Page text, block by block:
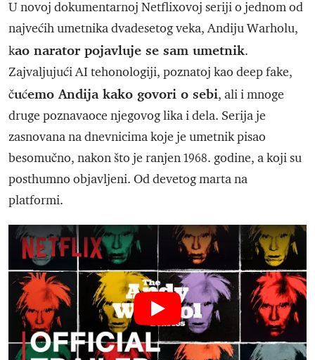
U novoj dokumentarnoj Netflixovoj seriji o jednom od
najvećih umetnika dvadesetog veka, Andiju Warholu,
kao narator pojavluje se sam umetnik.
Zajvaljujući AI tehonologiji, poznatoj kao deep fake,
čućemo Andija kako govori o sebi, ali i mnoge
druge poznavaoce njegovog lika i dela. Serija je
zasnovana na dnevnicima koje je umetnik pisao
besomučno, nakon što je ranjen 1968. godine, a koji su
posthumno objavljeni. Od devetog marta na
platformi.